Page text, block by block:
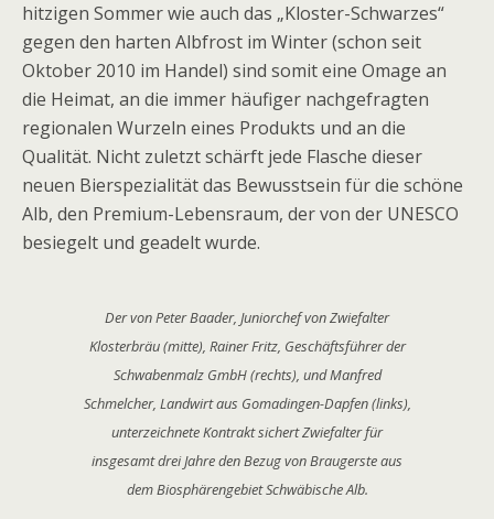
hitzigen Sommer wie auch das „Kloster-Schwarzes“
gegen den harten Albfrost im Winter (schon seit
Oktober 2010 im Handel) sind somit eine Omage an
die Heimat, an die immer häufiger nachgefragten
regionalen Wurzeln eines Produkts und an die
Qualität. Nicht zuletzt schärft jede Flasche dieser
neuen Bierspezialität das Bewusstsein für die schöne
Alb, den Premium-Lebensraum, der von der UNESCO
besiegelt und geadelt wurde.
Der von Peter Baader, Juniorchef von Zwiefalter
Klosterbräu (mitte), Rainer Fritz, Geschäftsführer der
Schwabenmalz GmbH (rechts), und Manfred
Schmelcher, Landwirt aus Gomadingen-Dapfen (links),
unterzeichnete Kontrakt sichert Zwiefalter für
insgesamt drei Jahre den Bezug von Braugerste aus
dem Biosphärengebiet Schwäbische Alb.